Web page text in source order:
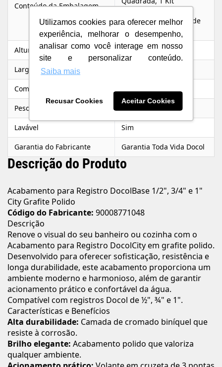
Utilizamos cookies para oferecer melhor
experiência, melhorar o desempenho,
analisar como você interage em nosso
site e personalizar conteúdo.
Saiba mais
Recusar Cookies Aceitar Cookies
Conteúdo da Embalagem
Sextavada, 1 Manual de
Instalação
Altura 6 cm
Largura
Comprimento/Profundidade
Peso Líquido
Lavável Sim
Garantia do Fabricante Garantia Toda Vida Docol
Descrição do Produto
Acabamento para Registro DocolBase 1/2", 3/4" e 1"
City Grafite Polido
Código do Fabricante: 90008771048
Descrição
Renove o visual do seu banheiro ou cozinha com o
Acabamento para Registro DocolCity em grafite polido.
Desenvolvido para oferecer sofisticação, resistência e
longa durabilidade, este acabamento proporciona um
ambiente moderno e harmonioso, além de garantir
acionamento prático e confortável da água.
Compatível com registros Docol de ½", ¾" e 1".
Características e Benefícios
Alta durabilidade: Camada de cromado biníquel que
resiste à corrosão.
Brilho elegante: Acabamento polido que valoriza
qualquer ambiente.